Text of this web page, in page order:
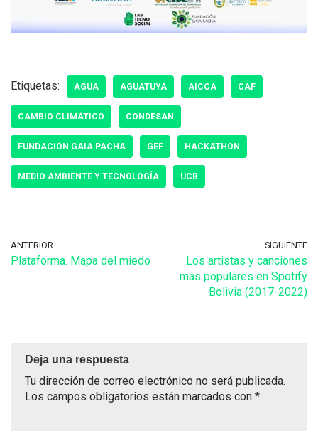
Etiquetas: AGUA AGUATUYA AICCA CAF
CAMBIO CLIMÁTICO CONDESAN
FUNDACIÓN GAIA PACHA GEF HACKATHON
MEDIO AMBIENTE Y TECNOLOGÍA UCB
ANTERIOR
Plataforma. Mapa del miedo
SIGUIENTE
Los artistas y canciones
más populares en Spotify
Bolivia (2017-2022)
Deja una respuesta
Tu dirección de correo electrónico no será publicada.
Los campos obligatorios están marcados con *